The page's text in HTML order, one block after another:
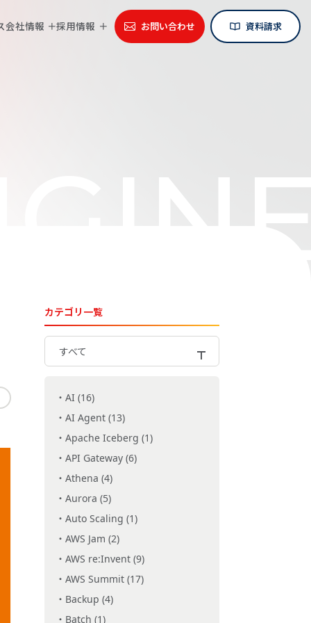
会社情報 採用情報 お問い合わせ 資料請求
カテゴリ一覧
すべて
AI (16)
AI Agent (13)
Apache Iceberg (1)
API Gateway (6)
Athena (4)
Aurora (5)
Auto Scaling (1)
AWS Jam (2)
AWS re:Invent (9)
AWS Summit (17)
Backup (4)
Batch (1)